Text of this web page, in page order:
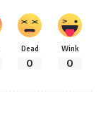
Dead
0
Wink
0